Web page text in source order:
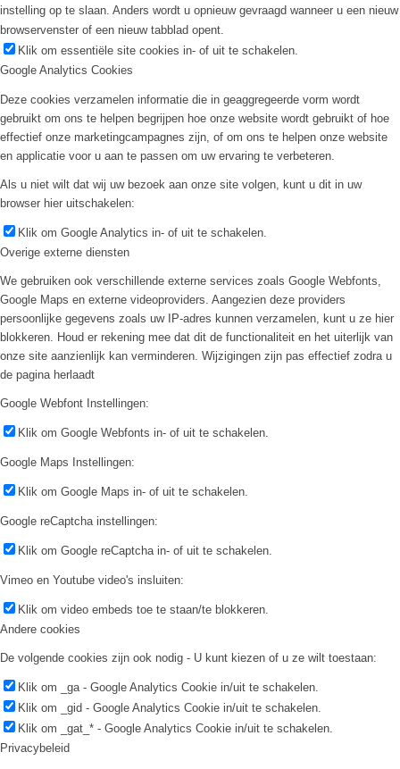
instelling op te slaan. Anders wordt u opnieuw gevraagd wanneer u een nieuw
browservenster of een nieuw tabblad opent.
Klik om essentiële site cookies in- of uit te schakelen.
Google Analytics Cookies
Deze cookies verzamelen informatie die in geaggregeerde vorm wordt
gebruikt om ons te helpen begrijpen hoe onze website wordt gebruikt of hoe
effectief onze marketingcampagnes zijn, of om ons te helpen onze website
en applicatie voor u aan te passen om uw ervaring te verbeteren.
Als u niet wilt dat wij uw bezoek aan onze site volgen, kunt u dit in uw
browser hier uitschakelen:
Klik om Google Analytics in- of uit te schakelen.
Overige externe diensten
We gebruiken ook verschillende externe services zoals Google Webfonts,
Google Maps en externe videoproviders. Aangezien deze providers
persoonlijke gegevens zoals uw IP-adres kunnen verzamelen, kunt u ze hier
blokkeren. Houd er rekening mee dat dit de functionaliteit en het uiterlijk van
onze site aanzienlijk kan verminderen. Wijzigingen zijn pas effectief zodra u
de pagina herlaadt
Google Webfont Instellingen:
Klik om Google Webfonts in- of uit te schakelen.
Google Maps Instellingen:
Klik om Google Maps in- of uit te schakelen.
Google reCaptcha instellingen:
Klik om Google reCaptcha in- of uit te schakelen.
Vimeo en Youtube video's insluiten:
Klik om video embeds toe te staan/te blokkeren.
Andere cookies
De volgende cookies zijn ook nodig - U kunt kiezen of u ze wilt toestaan:
Klik om _ga - Google Analytics Cookie in/uit te schakelen.
Klik om _gid - Google Analytics Cookie in/uit te schakelen.
Klik om _gat_* - Google Analytics Cookie in/uit te schakelen.
Privacybeleid